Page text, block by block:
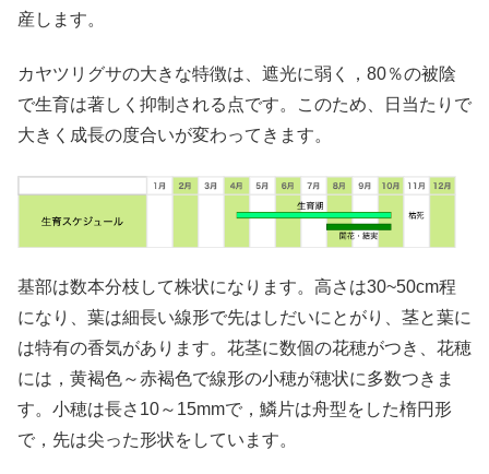
産します。
カヤツリグサの大きな特徴は、遮光に弱く，80％の被陰
で生育は著しく抑制される点です。このため、日当たりで
大きく成長の度合いが変わってきます。
基部は数本分枝して株状になります。高さは30~50cm程
になり、葉は細長い線形で先はしだいにとがり、茎と葉に
は特有の香気があります。花茎に数個の花穂がつき、花穂
には，黄褐色～赤褐色で線形の小穂が穂状に多数つきま
す。小穂は長さ10～15mmで，鱗片は舟型をした楕円形
で，先は尖った形状をしています。